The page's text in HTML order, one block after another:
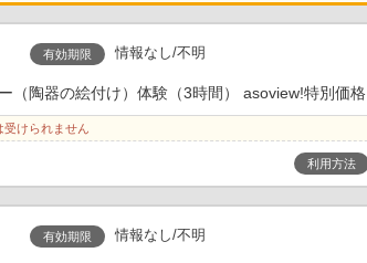
有効期限 情報なし/不明
（陶器の絵付け）体験（3時間） asoview!特別価
受けられません
利用方法
有効期限 情報なし/不明